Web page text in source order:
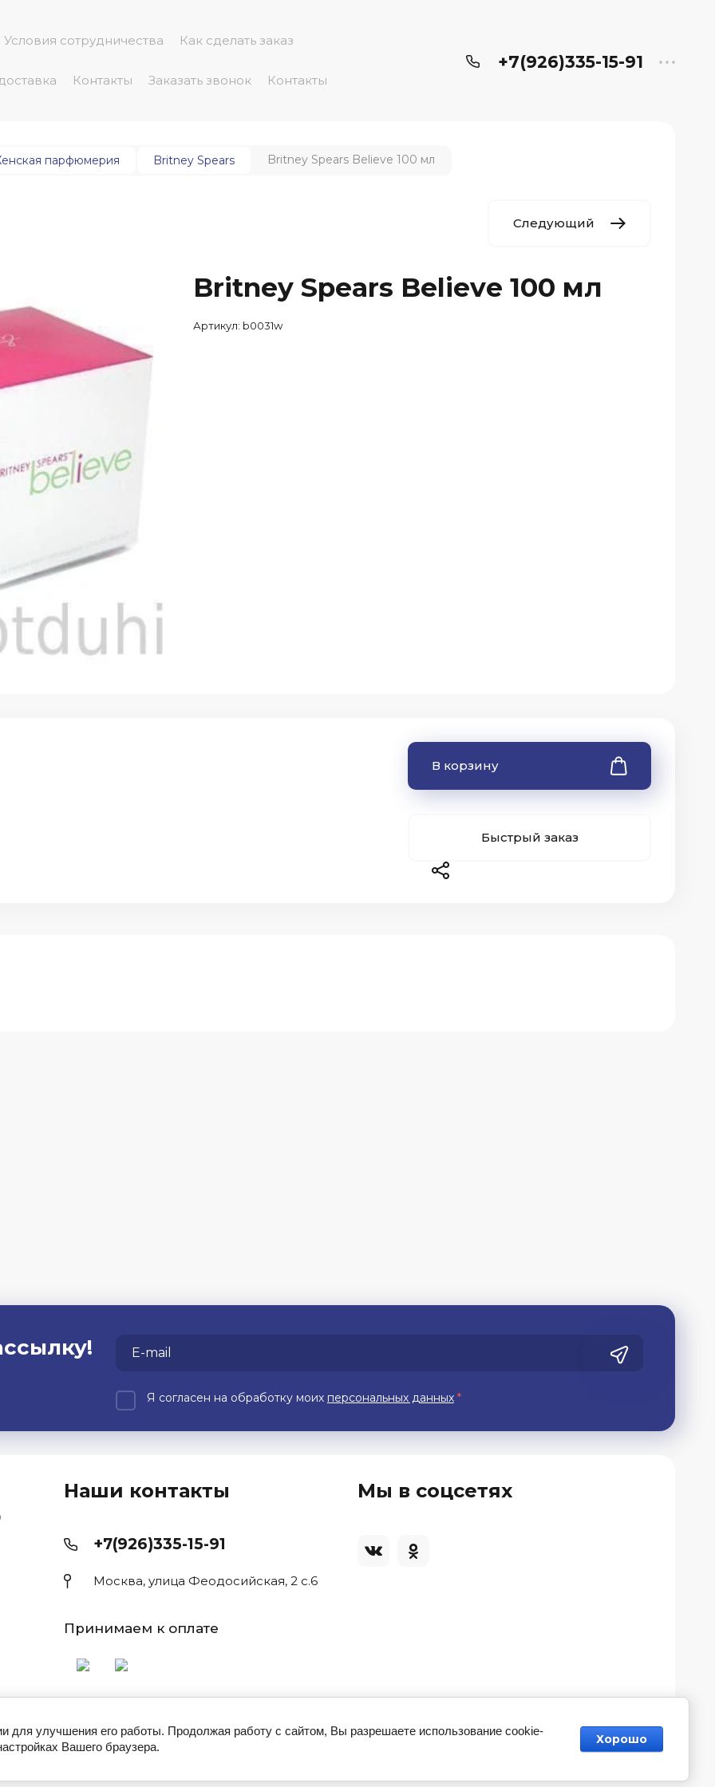
Условия сотрудничества Как сделать заказ
Контакты Заказать звонок Контакты
+7(926)335-15-91
парфюмерия Britney Spears Britney Spears Believe 100 мл
Следующий
Britney Spears Believe 100 мл
Артикул: b0031w
В корзину
Быстрый заказ
Наши контакты
+7(926)335-15-91
Москва, улица Феодосийская, 2 с.6
Мы в соцсетях
Принимаем к оплате
Я согласен на обработку моих персональных данных *
— Мегагрупп.ру
для улучшения его работы. Продолжая работу с сайтом, Вы разрешаете использование cookie-
Вашего браузера.
Хорошо